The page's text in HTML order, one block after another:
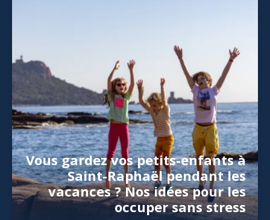
Vous gardez vos petits-enfants à
Saint-Raphaël pendant les
vacances ? Nos idées pour les
occuper sans stress